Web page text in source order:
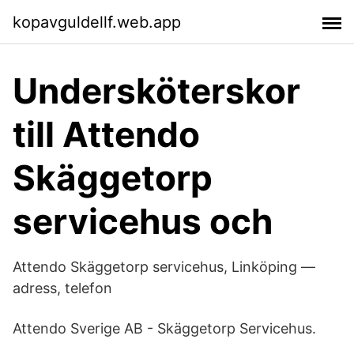
kopavguldellf.web.app
Undersköterskor
till Attendo
Skäggetorp
servicehus och
Attendo Skäggetorp servicehus, Linköping —
adress, telefon
Attendo Sverige AB - Skäggetorp Servicehus.